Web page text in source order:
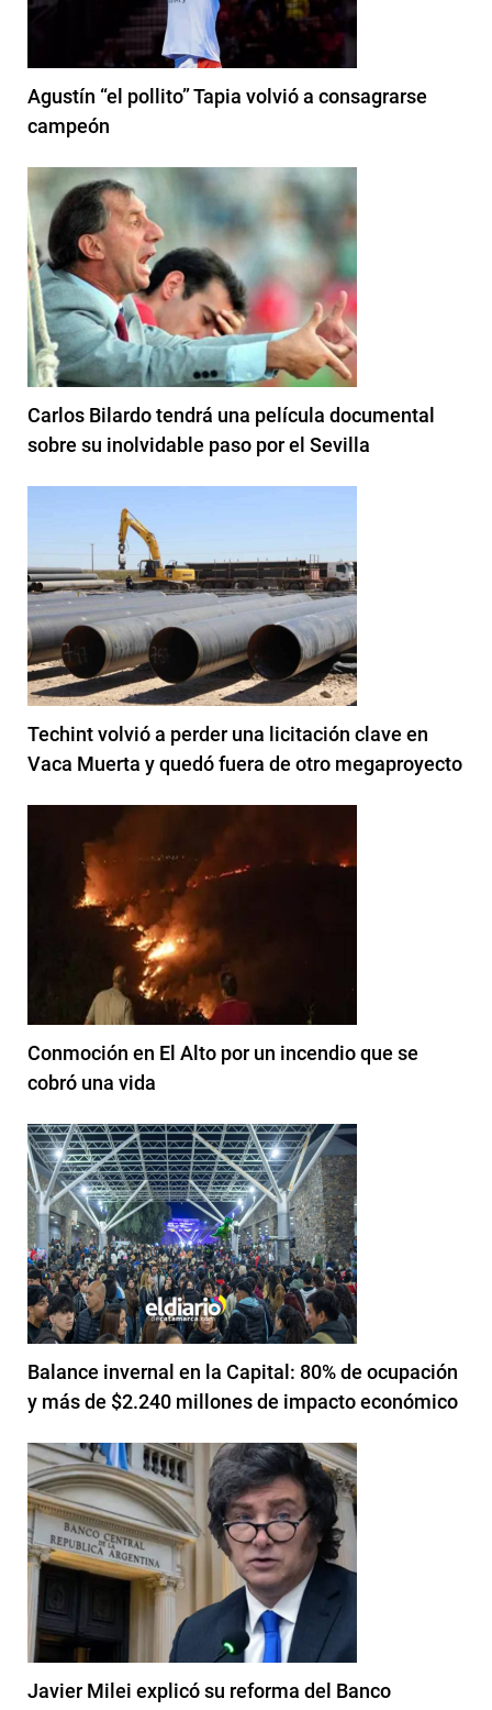
Agustín “el pollito” Tapia volvió a consagrarse
campeón
Carlos Bilardo tendrá una película documental
sobre su inolvidable paso por el Sevilla
Techint volvió a perder una licitación clave en
Vaca Muerta y quedó fuera de otro megaproyecto
Conmoción en El Alto por un incendio que se
cobró una vida
Balance invernal en la Capital: 80% de ocupación
y más de $2.240 millones de impacto económico
Javier Milei explicó su reforma del Banco